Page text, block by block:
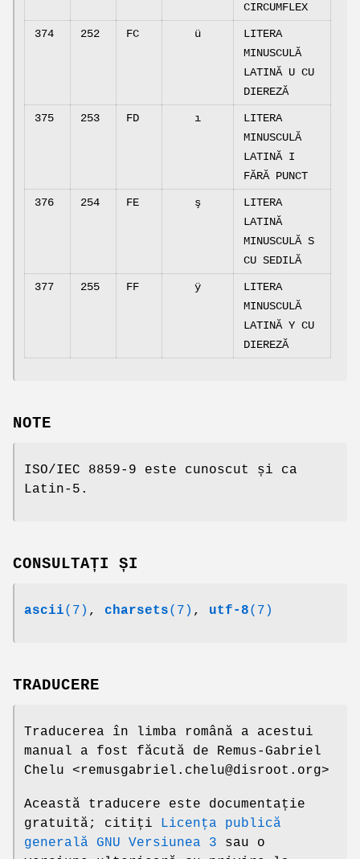
CIRCUMFLEX
374 252 FC ü
LITERA
MINUSCULĂ
LATINĂ U CU
DIEREZĂ
375 253 FD ı
LITERA
MINUSCULĂ
LATINĂ I
FĂRĂ PUNCT
376 254 FE ş
LITERA
LATINĂ
MINUSCULĂ S
CU SEDILĂ
377 255 FF ÿ
LITERA
MINUSCULĂ
LATINĂ Y CU
DIEREZĂ
NOTE
ISO/IEC 8859-9 este cunoscut și ca
Latin-5.
CONSULTAȚI ȘI
ascii(7) , charsets(7) , utf-8(7)
TRADUCERE
Traducerea în limba română a acestui
manual a fost făcută de Remus-Gabriel
Chelu <remusgabriel.chelu@disroot.org>
Această traducere este documentație
gratuită; citiți
Licența publică
generală GNU Versiunea 3 sau o